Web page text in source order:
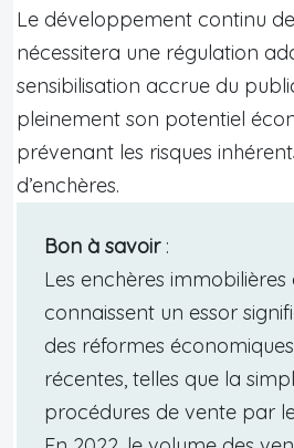
Le développement continu
nécessitera une régulation
sensibilisation accrue du
pleinement son potentiel
prévenant les risques
d’enchères.
Bon à savoir:
Les enchères
connaissent un essor
des réformes
récentes, telles que la
procédures de vente par